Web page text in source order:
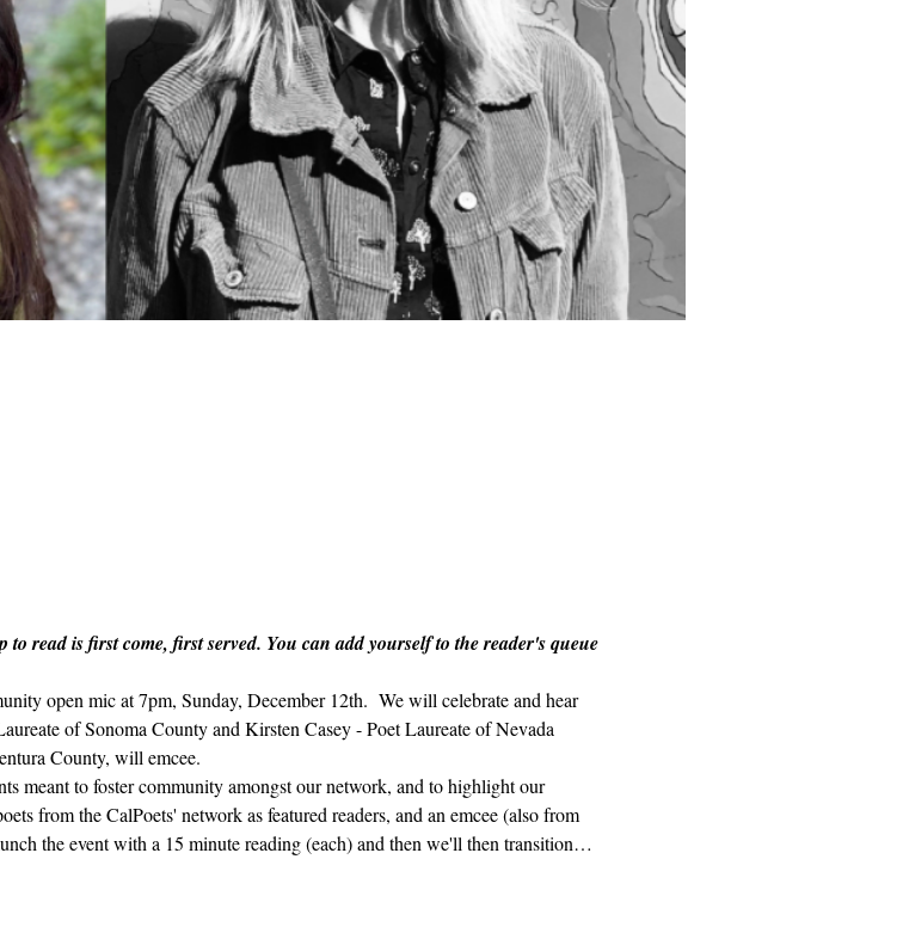
read is first come, first served. You can add yourself to the reader's queue
open mic at 7pm, Sunday, December 12th.  We will celebrate and hear
of Sonoma County and Kirsten Casey - Poet Laureate of Nevada
County, will emcee.
meant to foster community amongst our network, and to highlight our
from the CalPoets' network as featured readers, and an emcee (also from
the event with a 15 minute reading (each) and then we'll then transition…